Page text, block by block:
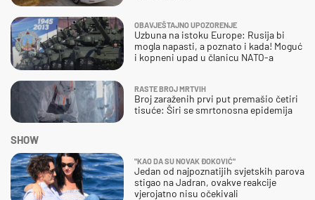
OBAVJEŠTAJNO UPOZORENJE
Uzbuna na istoku Europe: Rusija bi
mogla napasti, a poznato i kada! Moguć
i kopneni upad u članicu NATO-a
RASTE BROJ MRTVIH
Broj zaraženih prvi put premašio četiri
tisuće: Širi se smrtonosna epidemija
SHOW
"KAO DA SU NOVAK ĐOKOVIĆ"
Jedan od najpoznatijih svjetskih parova
stigao na Jadran, ovakve reakcije
vjerojatno nisu očekivali